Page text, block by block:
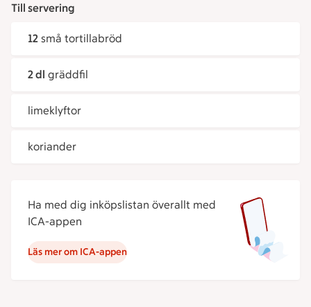
Till servering
12 små tortillabröd
2 dl gräddfil
limeklyftor
koriander
Ha med dig inköpslistan överallt med
ICA-appen
Läs mer om ICA-appen